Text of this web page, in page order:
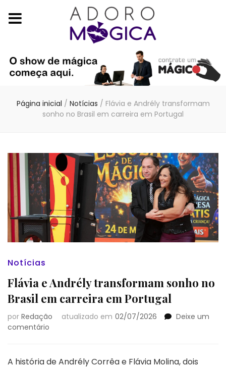
Página inicial / Notícias / Flávia e Andrély transformam
sonho no Brasil em carreira em Portugal
Notícias
Flávia e Andrély transformam sonho no
Brasil em carreira em Portugal
por Redação atualizado em 02/07/2026
Deixe um
comentário
Andrély
A história de Andrély Corrêa e Flávia Molina, dois